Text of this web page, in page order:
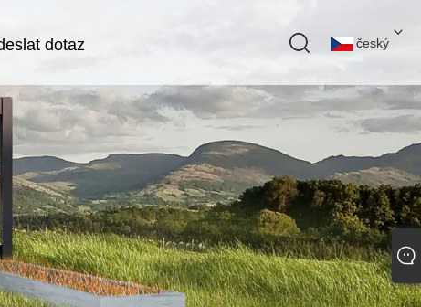
dotaz český